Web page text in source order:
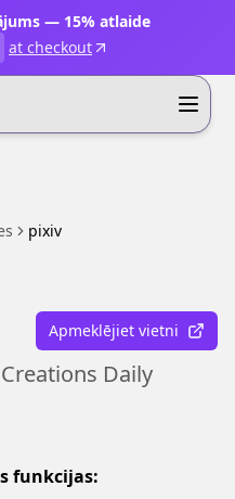
— 15% atlaide
at checkout
pixiv
Apmeklējiet vietni
Daily
funkcijas: